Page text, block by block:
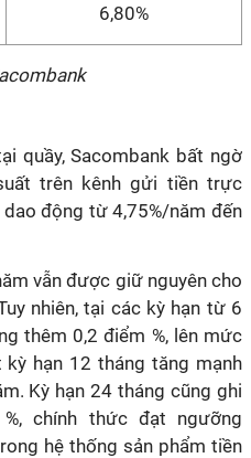
6,80%
quầy, Sacombank bất ngờ
trên kênh gửi tiền trực
động từ 4,75%/năm đến
vẫn được giữ nguyên cho
nhiên, tại các kỳ hạn từ 6
thêm 0,2 điểm %, lên mức
kỳ hạn 12 tháng tăng mạnh
Kỳ hạn 24 tháng cũng ghi
chính thức đạt ngưỡng
hệ thống sản phẩm tiền